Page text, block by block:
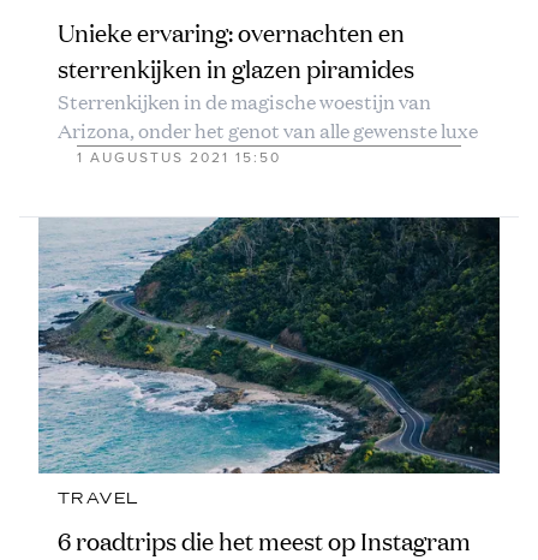
Unieke ervaring: overnachten en
sterrenkijken in glazen piramides
Sterrenkijken in de magische woestijn van
Arizona, onder het genot van alle gewenste luxe
1 AUGUSTUS 2021 15:50
TRAVEL
6 roadtrips die het meest op Instagram